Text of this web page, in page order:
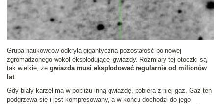
Grupa naukowców odkryła gigantyczną pozostałość po nowej
zgromadzonego wokół eksplodującej gwiazdy. Rozmiary tej otoczki są
tak wielkie, że gwiazda musi eksplodować regularnie od milionów
lat.
Gdy biały karzeł ma w pobliżu inną gwiazdę, pobiera z niej gaz. Gaz ten
podgrzewa się i jest kompresowany, a w końcu dochodzi do jego